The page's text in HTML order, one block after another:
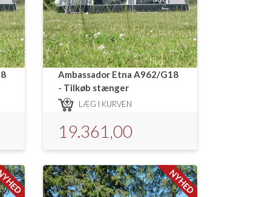
Ambassador Etna A962/G18
- Tilkøb stænger
LÆG I KURVEN
19.361,00
NYHED